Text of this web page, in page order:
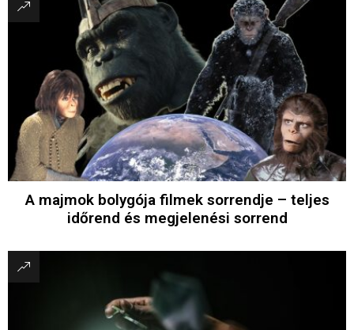
A majmok bolygója filmek sorrendje – teljes
időrend és megjelenési sorrend